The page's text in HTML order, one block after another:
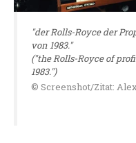
"der Rolls-Royce der
von 1983."
("the Rolls-Royce of
1983.")
© Screenshot/Zitat: